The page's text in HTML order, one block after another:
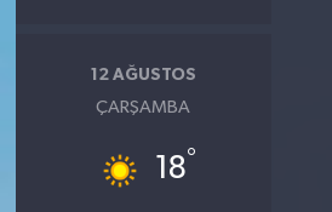
12 AĞUSTOS
ÇARŞAMBA
18°